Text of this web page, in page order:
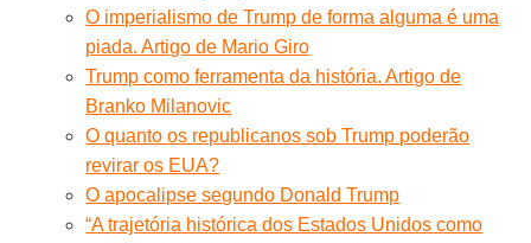
O imperialismo de Trump de forma alguma é uma
piada. Artigo de Mario Giro
Trump como ferramenta da história. Artigo de
Branko Milanovic
O quanto os republicanos sob Trump poderão
revirar os EUA?
O apocalipse segundo Donald Trump
“A trajetória histórica dos Estados Unidos como